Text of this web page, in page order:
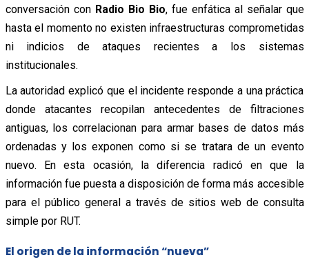
conversación con Radio Bio Bio, fue enfática al señalar que
hasta el momento no existen infraestructuras comprometidas
ni indicios de ataques recientes a los sistemas
institucionales.
La autoridad explicó que el incidente responde a una práctica
donde atacantes recopilan antecedentes de filtraciones
antiguas, los correlacionan para armar bases de datos más
ordenadas y los exponen como si se tratara de un evento
nuevo. En esta ocasión, la diferencia radicó en que la
información fue puesta a disposición de forma más accesible
para el público general a través de sitios web de consulta
simple por RUT.
El origen de la información “nueva”